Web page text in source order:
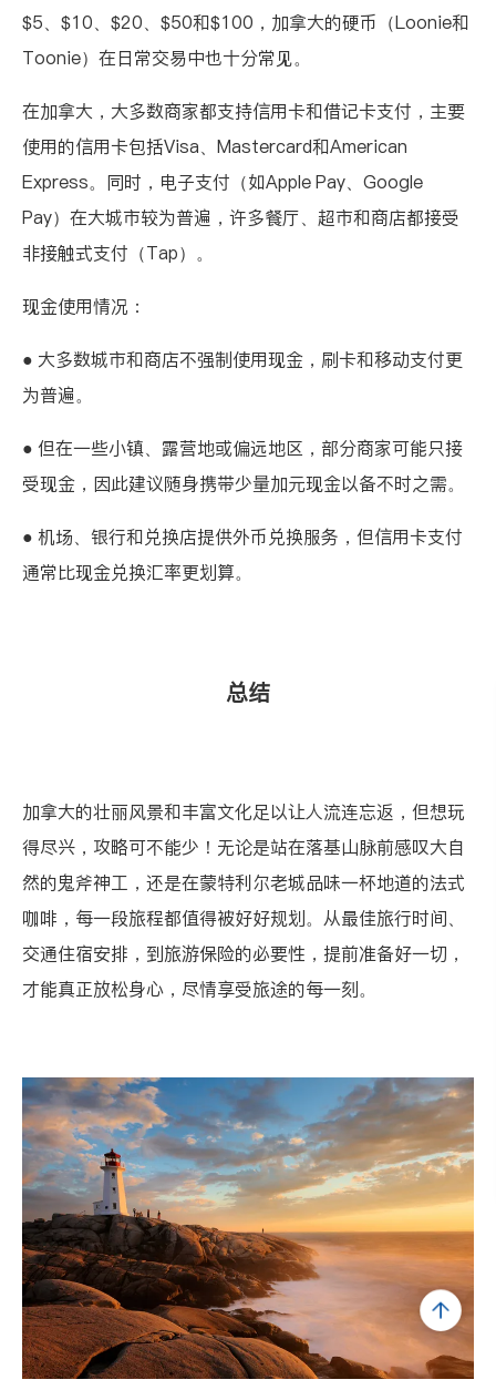
$5、$10、$20、$50和$100，加拿大的硬币（Loonie和
Toonie）在日常交易中也十分常见。
在加拿大，大多数商家都支持信用卡和借记卡支付，主要
使用的信用卡包括Visa、Mastercard和American
Express。同时，电子支付（如Apple Pay、Google
Pay）在大城市较为普遍，许多餐厅、超市和商店都接受
非接触式支付（Tap）。
现金使用情况：
● 大多数城市和商店不强制使用现金，刷卡和移动支付更
为普遍。
● 但在一些小镇、露营地或偏远地区，部分商家可能只接
受现金，因此建议随身携带少量加元现金以备不时之需。
● 机场、银行和兑换店提供外币兑换服务，但信用卡支付
通常比现金兑换汇率更划算。
总结
加拿大的壮丽风景和丰富文化足以让人流连忘返，但想玩
得尽兴，攻略可不能少！无论是站在落基山脉前感叹大自
然的鬼斧神工，还是在蒙特利尔老城品味一杯地道的法式
咖啡，每一段旅程都值得被好好规划。从最佳旅行时间、
交通住宿安排，到旅游保险的必要性，提前准备好一切，
才能真正放松身心，尽情享受旅途的每一刻。